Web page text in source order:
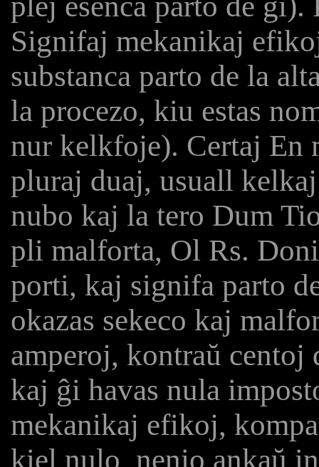
Signifaj mekanikaj
substanca parto de la
la procezo, kiu estas
nur kelkfoje). Certaj En
pluraj duaj, usuall
nubo kaj la tero Dum
pli malforta, Ol Rs.
porti, kaj signifa parto
okazas sekeco kaj
amperoj, kontraŭ centoj
kaj ĝi havas nula
mekanikaj efikoj,
kiel nulo, nenio ankaŭ